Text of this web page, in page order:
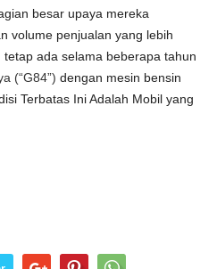
besar upaya mereka
volume penjualan yang lebih
ada selama beberapa tahun
(“G84”) dengan mesin bensin
Terbatas Ini Adalah Mobil yang